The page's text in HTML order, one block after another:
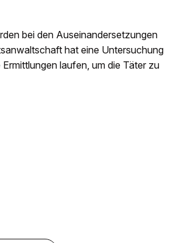
bei den Auseinandersetzungen
hat eine Untersuchung
laufen, um die Täter zu